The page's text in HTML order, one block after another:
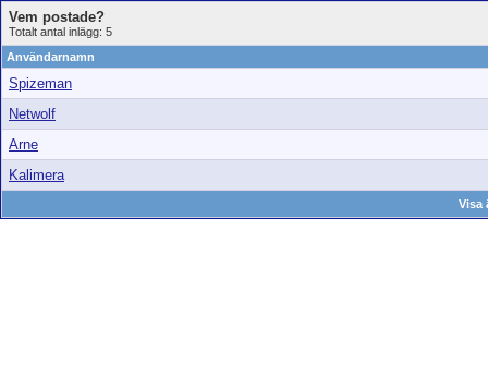
Vem postade?
Totalt antal inlägg: 5
Användarnamn
Spizeman
Netwolf
Arne
Kalimera
Visa